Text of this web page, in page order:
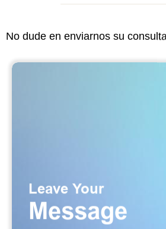
No dude en enviarnos su